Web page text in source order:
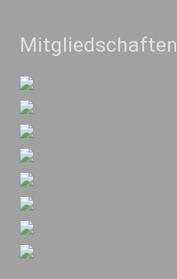
Mitgliedschaften